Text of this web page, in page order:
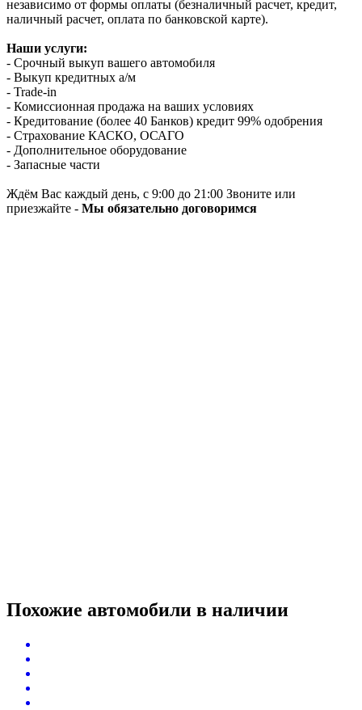
независимо от формы оплаты (безналичный расчет, кредит,
наличный расчет, оплата по банковской карте).
Наши услуги:
- Срочный выкуп вашего автомобиля
- Выкуп кредитных а/м
- Trade-in
- Комиссионная продажа на ваших условиях
- Кредитование (более 40 Банков) кредит 99% одобрения
- Страхование КАСКО, ОСАГО
- Дополнительное оборудование
- Запасные части
Ждём Вас каждый день, с 9:00 до 21:00 Звоните или
приезжайте - Мы обязательно договоримся
Похожие автомобили в наличии